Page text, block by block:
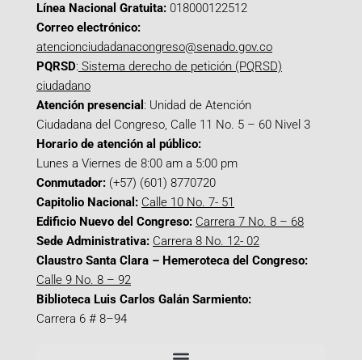
Línea Nacional Gratuita: 018000122512
Correo electrónico:
atencionciudadanacongreso@senado.gov.co
PQRSD: Sistema derecho de petición (PQRSD)
ciudadano
Atención presencial : Unidad de Atención
Ciudadana del Congreso, Calle 11 No. 5 – 60 Nivel 3
Horario de atención al público:
Lunes a Viernes de 8:00 am a 5:00 pm
Conmutador: (+57) (601) 8770720
Capitolio Nacional: Calle 10 No. 7- 51
Edificio Nuevo del Congreso: Carrera 7 No. 8 – 68
Sede Administrativa: Carrera 8 No. 12- 02
Claustro Santa Clara – Hemeroteca del Congreso:
Calle 9 No. 8 – 92
Biblioteca Luis Carlos Galán Sarmiento:
Carrera 6 # 8–94